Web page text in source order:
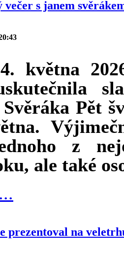
s janem
května
Pět
z
ale také
prezentoval na